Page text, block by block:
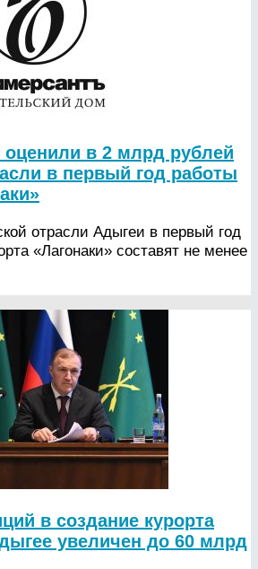
в 2 млрд рублей
в первый год работы
отрасли Адыгеи в первый год
«Лагонаки» составят не менее
в создание курорта
увеличен до 60 млрд